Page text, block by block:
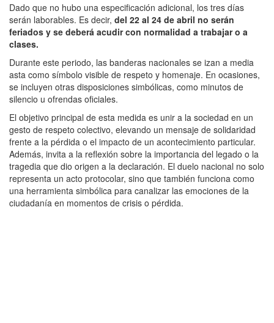
Dado que no hubo una especificación adicional, los tres días
serán laborables. Es decir, del 22 al 24 de abril no serán
feriados y se deberá acudir con normalidad a trabajar o a
clases.
Durante este periodo, las banderas nacionales se izan a media
asta como símbolo visible de respeto y homenaje. En ocasiones,
se incluyen otras disposiciones simbólicas, como minutos de
silencio u ofrendas oficiales.
El objetivo principal de esta medida es unir a la sociedad en un
gesto de respeto colectivo, elevando un mensaje de solidaridad
frente a la pérdida o el impacto de un acontecimiento particular.
Además, invita a la reflexión sobre la importancia del legado o la
tragedia que dio origen a la declaración. El duelo nacional no solo
representa un acto protocolar, sino que también funciona como
una herramienta simbólica para canalizar las emociones de la
ciudadanía en momentos de crisis o pérdida.